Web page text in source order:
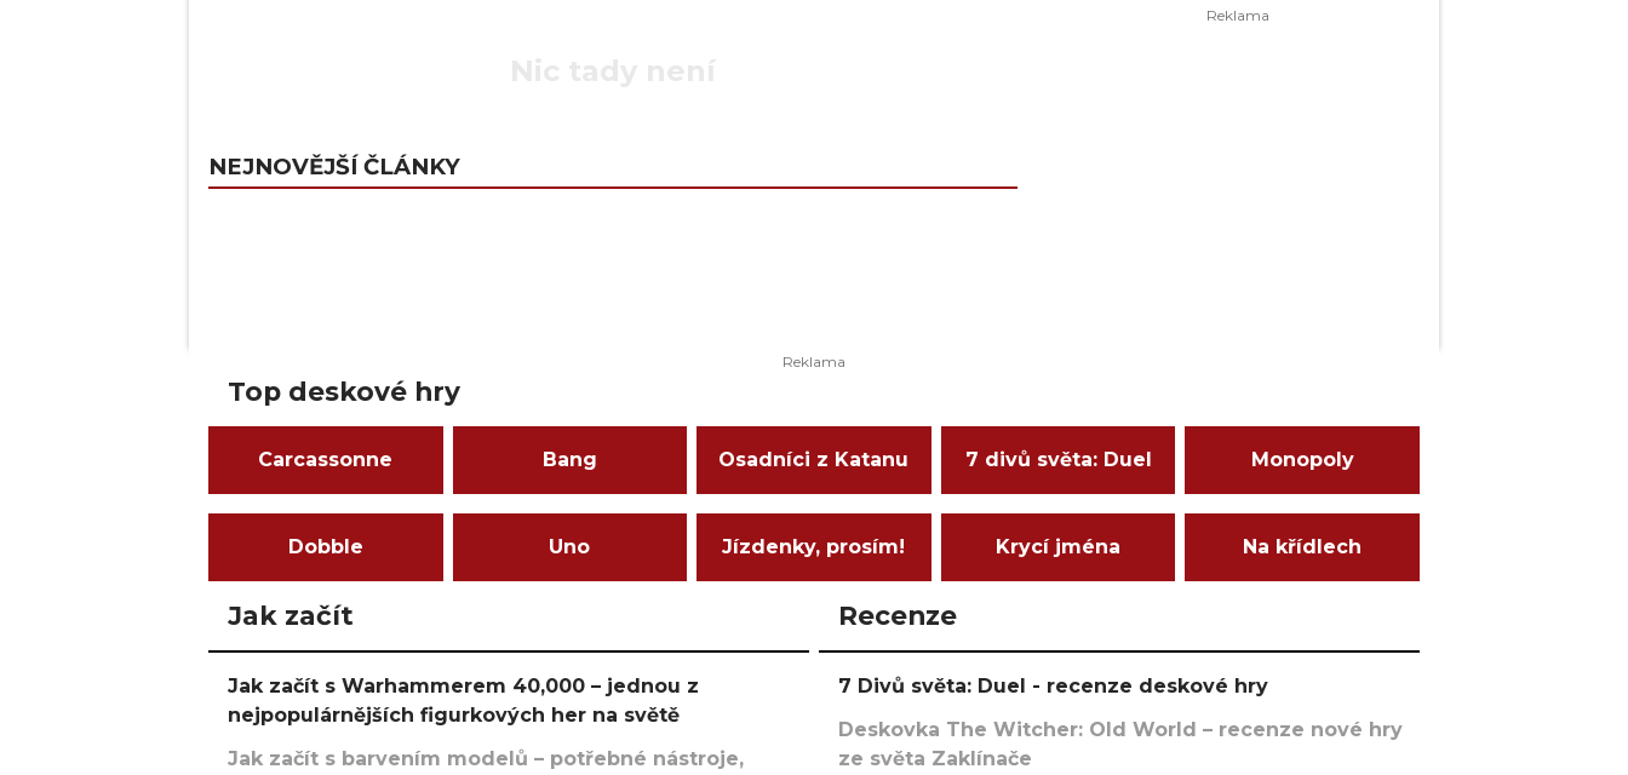
NEJNOVĚJŠÍ ČLÁNKY
Top deskové hry
Carcassonne Bang Osadníci z Katanu 7 divů světa: Duel Monopoly
Dobble Uno Jízdenky, prosím! Krycí jména Na křídlech
Jak začít
Jak začít s Warhammerem 40,000 – jednou z
nejpopulárnějších figurkových her na světě
Jak začít s barvením modelů – potřebné nástroje,
Recenze
7 Divů světa: Duel - recenze deskové hry
Deskovka The Witcher: Old World – recenze nové hry
ze světa Zaklínače